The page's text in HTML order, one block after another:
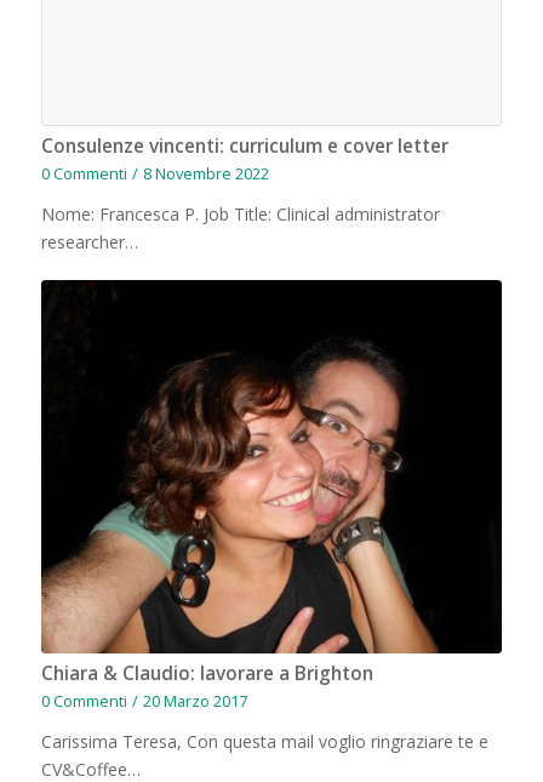
Consulenze vincenti: curriculum e cover letter
0 Commenti / 8 Novembre 2022
Nome: Francesca P. Job Title: Clinical administrator
researcher…
Chiara & Claudio: lavorare a Brighton
0 Commenti / 20 Marzo 2017
Carissima Teresa, Con questa mail voglio ringraziare te e
CV&Coffee…